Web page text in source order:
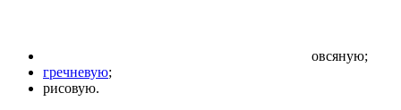
овсяную;
гречневую;
рисовую.